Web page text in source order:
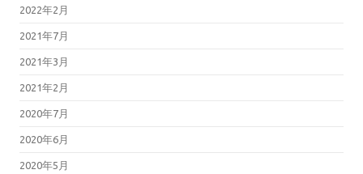
2022年2月
2021年7月
2021年3月
2021年2月
2020年7月
2020年6月
2020年5月